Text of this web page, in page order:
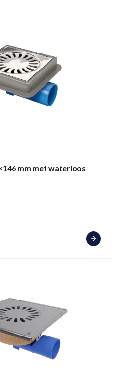
mm met waterloos